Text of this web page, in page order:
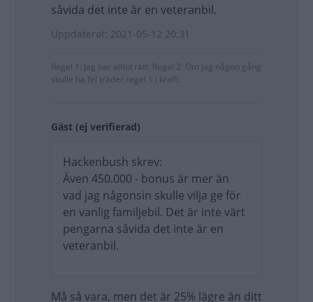
såvida det inte är en veteranbil.
Uppdaterat: 2021-05-12 20:31
Regel 1: Jag har alltid rätt. Regel 2: Om jag någon gång
skulle ha fel träder regel 1 i kraft.
Gäst (ej verifierad)
Hackenbush skrev:
Även 450.000 - bonus är mer än
vad jag någonsin skulle vilja ge för
en vanlig familjebil. Det är inte värt
pengarna såvida det inte är en
veteranbil.
Må så vara, men det är 25% lägre än ditt